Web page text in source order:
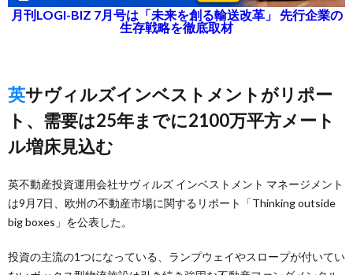
月刊LOGI-BIZ 7月号は「未来を創る輸送改革」 先行企業の
生存戦略を徹底取材
英サヴィルズインベストメントがリポー
ト、需要は25年までに2100万平方メート
ル増床見込む
英不動産投資運用会社サヴィルズ インベストメント マネージメント
は9月7日、欧州の不動産市場に関するリポート「Thinking outside
big boxes」を公表した。
投資の主流の1つになっている、ランプウェイやスロープが付いてい